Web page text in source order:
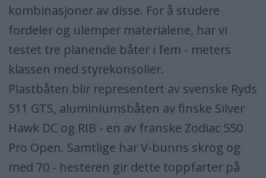
kombinasjoner av disse. For å studere
fordeler og ulemper materialene, har vi
testet tre planende båter i fem - meters
klassen med styrekonsoller.
Plastbåten blir representert av svenske Ryds
511 GTS, aluminiumsbåten av finske Silver
Hawk DC og RIB - en av franske Zodiac 550
Pro Open. Samtlige har V-bunns skrog og
med 70 - hesteren gir dette toppfarter på